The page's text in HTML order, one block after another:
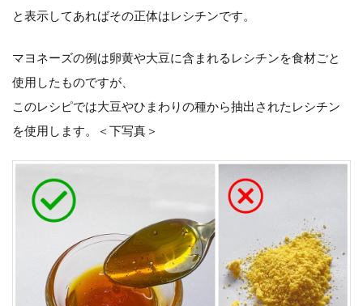
と表示してあればその正体はレシチンです。
マヨネーズの例は卵黄や大豆に含まれるレシチンを食材ごと
使用したものですが、
このレシピでは大豆やひまわりの種から抽出されたレシチン
を使用します。＜下写真＞